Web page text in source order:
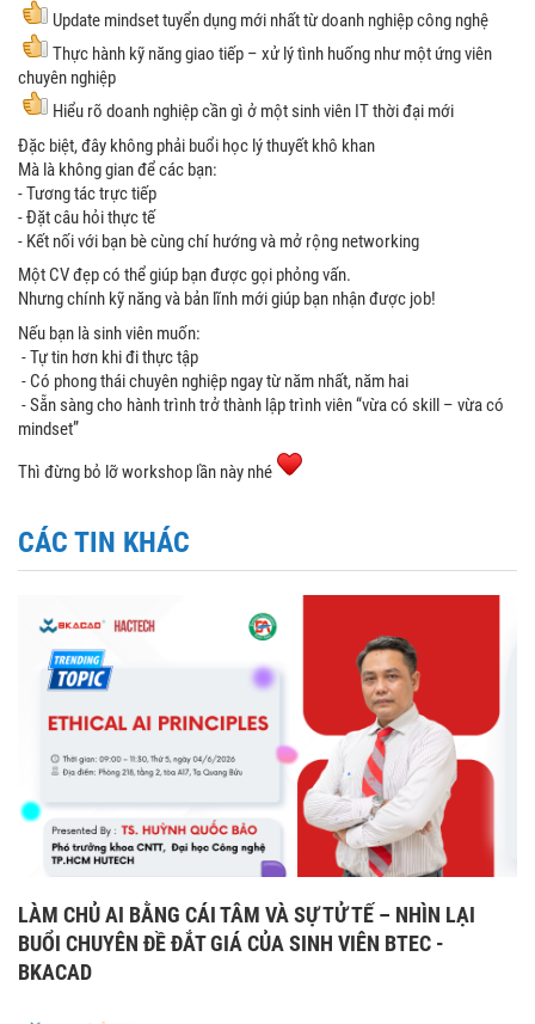
Update mindset tuyển dụng mới nhất từ doanh nghiệp công nghệ
Thực hành kỹ năng giao tiếp – xử lý tình huống như một ứng viên
chuyên nghiệp
Hiểu rõ doanh nghiệp cần gì ở một sinh viên IT thời đại mới
Đặc biệt, đây không phải buổi học lý thuyết khô khan
Mà là không gian để các bạn:
- Tương tác trực tiếp
- Đặt câu hỏi thực tế
- Kết nối với bạn bè cùng chí hướng và mở rộng networking
Một CV đẹp có thể giúp bạn được gọi phỏng vấn.
Nhưng chính kỹ năng và bản lĩnh mới giúp bạn nhận được job!
Nếu bạn là sinh viên muốn:
- Tự tin hơn khi đi thực tập
- Có phong thái chuyên nghiệp ngay từ năm nhất, năm hai
- Sẵn sàng cho hành trình trở thành lập trình viên “vừa có skill – vừa có
mindset”
Thì đừng bỏ lỡ workshop lần này nhé
CÁC TIN KHÁC
LÀM CHỦ AI BẰNG CÁI TÂM VÀ SỰ TỬ TẾ – NHÌN LẠI
BUỔI CHUYÊN ĐỀ ĐẮT GIÁ CỦA SINH VIÊN BTEC -
BKACAD